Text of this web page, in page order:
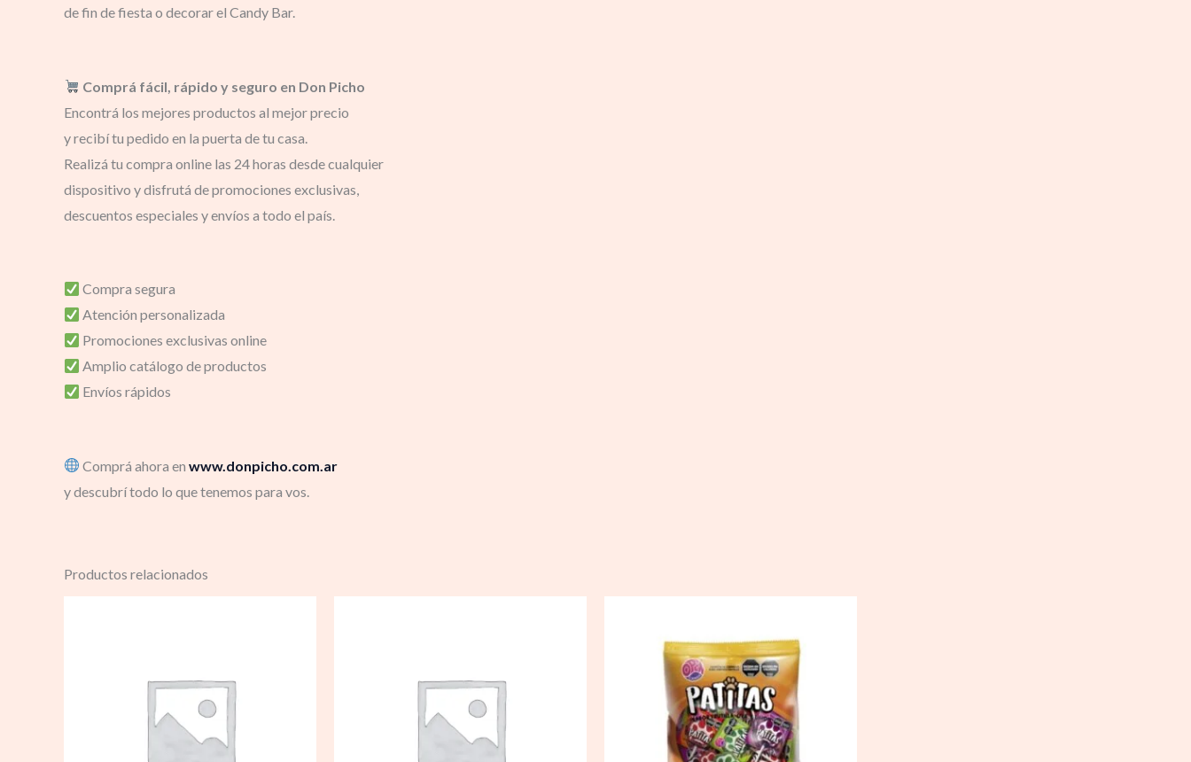
de fin de fiesta o decorar el Candy Bar.
Comprá fácil, rápido y seguro en Don Picho
Encontrá los mejores productos al mejor precio
y recibí tu pedido en la puerta de tu casa.
Realizá tu compra online las 24 horas desde cualquier
dispositivo y disfrutá de promociones exclusivas,
descuentos especiales y envíos a todo el país.
Compra segura
Atención personalizada
Promociones exclusivas online
Amplio catálogo de productos
Envíos rápidos
Comprá ahora enwww.donpicho.com.ar
y descubrí todo lo que tenemos para vos.
Productos relacionados